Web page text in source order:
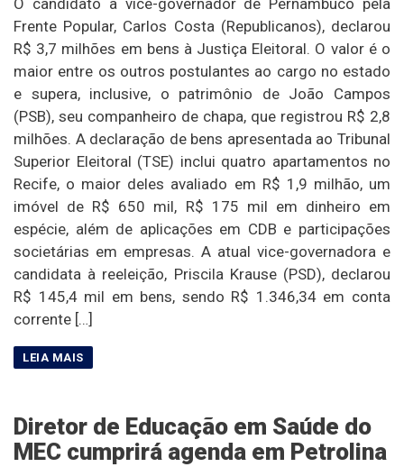
O candidato a vice-governador de Pernambuco pela
Frente Popular, Carlos Costa (Republicanos), declarou
R$ 3,7 milhões em bens à Justiça Eleitoral. O valor é o
maior entre os outros postulantes ao cargo no estado
e supera, inclusive, o patrimônio de João Campos
(PSB), seu companheiro de chapa, que registrou R$ 2,8
milhões. A declaração de bens apresentada ao Tribunal
Superior Eleitoral (TSE) inclui quatro apartamentos no
Recife, o maior deles avaliado em R$ 1,9 milhão, um
imóvel de R$ 650 mil, R$ 175 mil em dinheiro em
espécie, além de aplicações em CDB e participações
societárias em empresas. A atual vice-governadora e
candidata à reeleição, Priscila Krause (PSD), declarou
R$ 145,4 mil em bens, sendo R$ 1.346,34 em conta
corrente […]
Diretor de Educação em Saúde do
MEC cumprirá agenda em Petrolina